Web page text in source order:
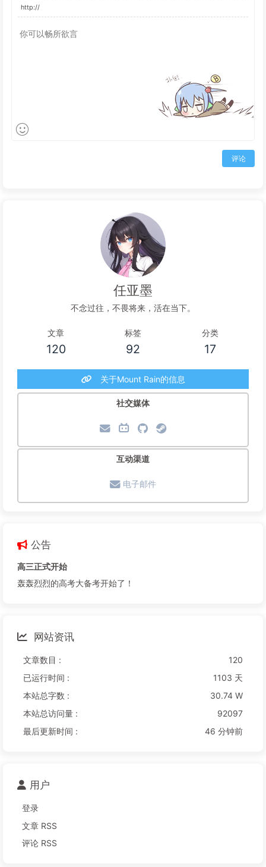
评论
任亚墨
不念过往，不畏将来，活在当下。
文章
120
标签
92
分类
17
关于Mount Rain的信息
社交媒体
互动渠道
电子邮件
公告
高三正式开始
轰轰烈烈的高考大备考开始了！
网站资讯
文章数目 :
120
已运行时间 :
1103 天
本站总字数 :
30.74 W
本站总访问量 :
92097
最后更新时间 :
46 分钟前
用户
登录
文章 RSS
评论 RSS